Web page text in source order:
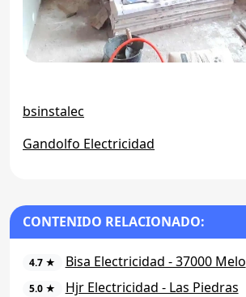
bsinstalec
Gandolfo Electricidad
CONTENIDO RELACIONADO:
4.7 ★ Bisa Electricidad - 37000 Melo
5.0 ★ Hjr Electricidad - Las Piedras